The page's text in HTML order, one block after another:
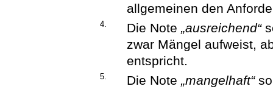
allgemeinen den
4. Die Note„ausreichend“
zwar Mängel aufweist,
entspricht.
5. Die Note„mangelhaft“